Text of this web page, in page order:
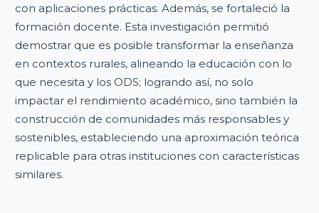
con aplicaciones prácticas. Además, se fortaleció la
formación docente. Esta investigación permitió
demostrar que es posible transformar la enseñanza
en contextos rurales, alineando la educación con lo
que necesita y los ODS; logrando así, no solo
impactar el rendimiento académico, sino también la
construcción de comunidades más responsables y
sostenibles, estableciendo una aproximación teórica
replicable para otras instituciones con características
similares.